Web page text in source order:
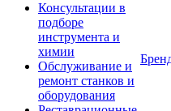
Консультации в
подборе
инструмента и
химии
Обслуживание и
ремонт станков и
оборудования